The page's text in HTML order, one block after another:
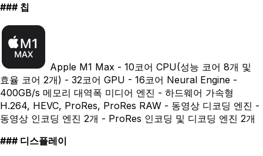
칩
Apple M1 Max - 10코어 CPU(성능 코어 8개 및
효율 코어 2개) - 32코어 GPU - 16코어 Neural Engine -
400GB/s 메모리 대역폭 미디어 엔진 - 하드웨어 가속형
H.264, HEVC, ProRes, ProRes RAW - 동영상 디코딩 엔진 -
동영상 인코딩 엔진 2개 - ProRes 인코딩 및 디코딩 엔진 2개
디스플레이